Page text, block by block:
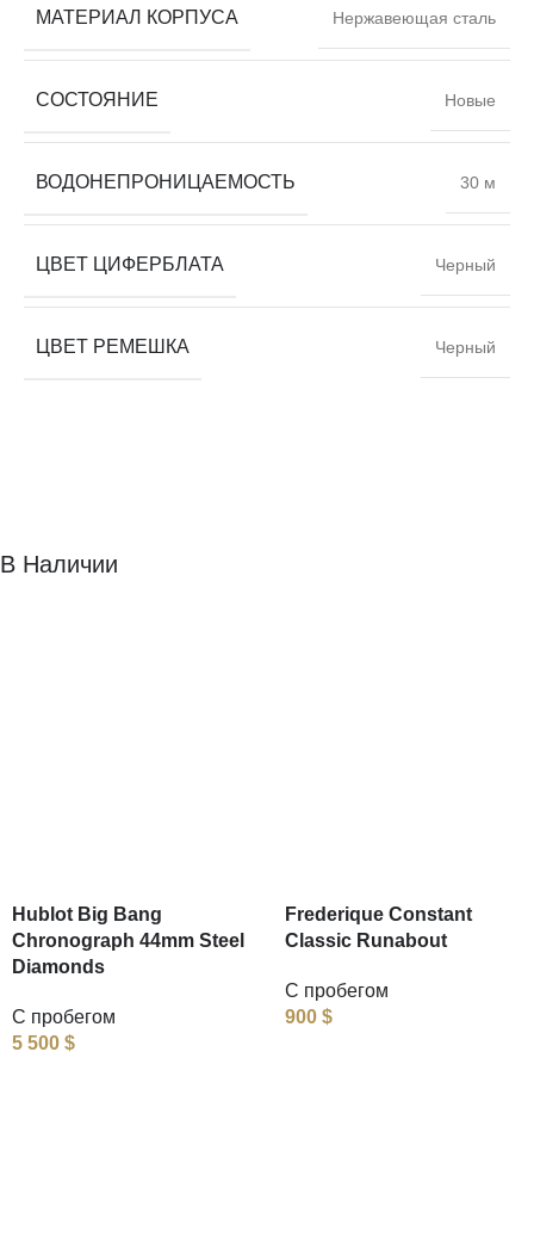
МАТЕРИАЛ КОРПУСА Нержавеющая сталь
СОСТОЯНИЕ Новые
ВОДОНЕПРОНИЦАЕМОСТЬ 30 м
ЦВЕТ ЦИФЕРБЛАТА Черный
ЦВЕТ РЕМЕШКА Черный
В Наличии
Hublot Big Bang
Chronograph 44mm Steel
Diamonds
С пробегом
5 500 $
Frederique Constant
Classic Runabout
С пробегом
900 $